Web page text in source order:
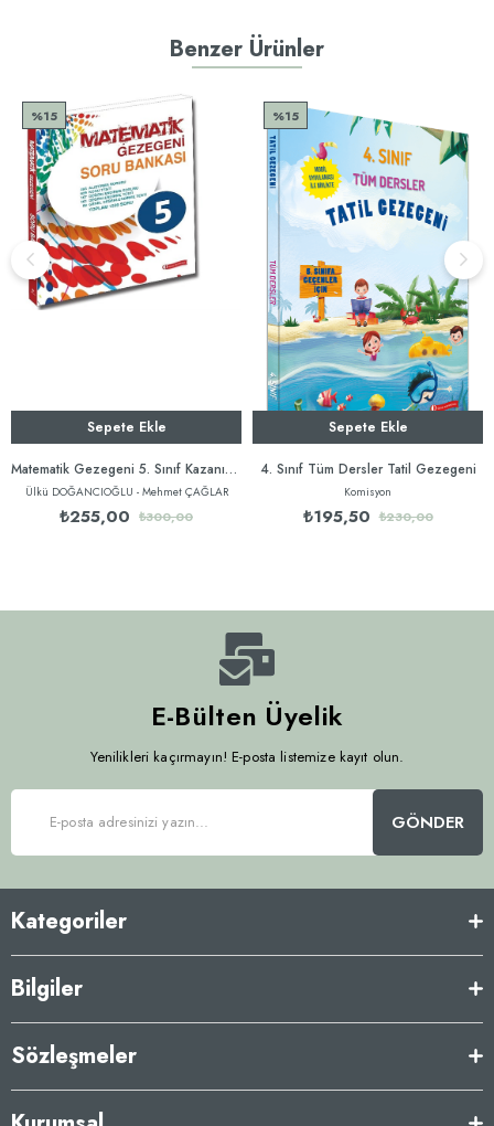
Benzer Ürünler
Sepete Ekle
Matematik Gezegeni 5. Sınıf Kazanımlı Soru Bankası
Ülkü DOĞANCIOĞLU - Mehmet ÇAĞLAR
₺255,00 ₺300,00
%15
Sepete Ekle
4. Sınıf Tüm Dersler Tatil Gezegeni
Komisyon
₺195,50 ₺230,00
%15
E-Bülten Üyelik
Yenilikleri kaçırmayın! E-posta listemize kayıt olun.
GÖNDER
Kategoriler
Bilgiler
Sözleşmeler